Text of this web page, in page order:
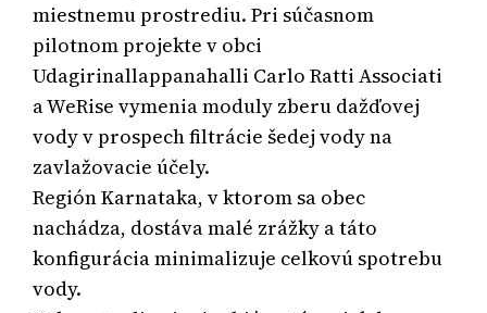
miestnemu prostrediu. Pri súčasnom
pilotnom projekte v obci
Udagirinallappanahalli Carlo Ratti Associati
a WeRise vymenia moduly zberu dažďovej
vody v prospech filtrácie šedej vody na
zavlažovacie účely.
Región Karnataka, v ktorom sa obec
nachádza, dostáva malé zrážky a táto
konfigurácia minimalizuje celkovú spotrebu
vody.